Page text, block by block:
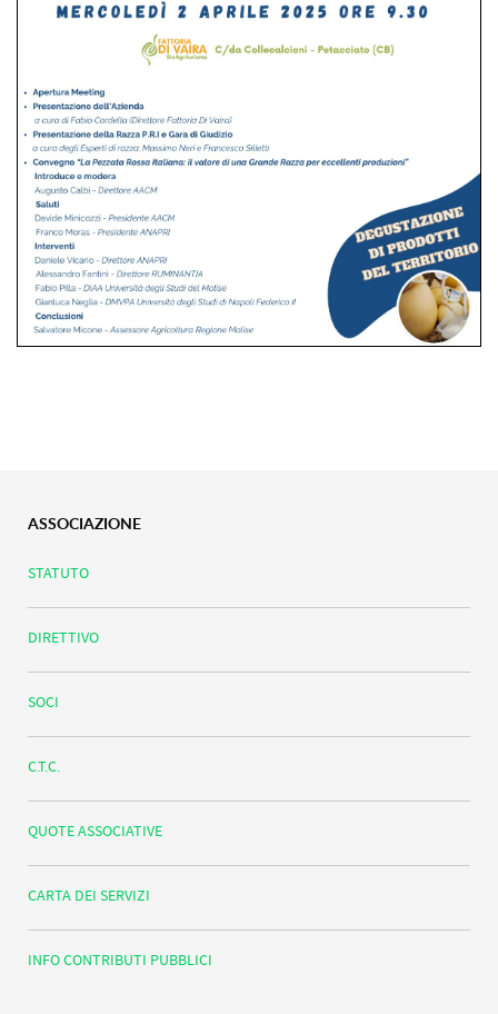
ASSOCIAZIONE
STATUTO
DIRETTIVO
SOCI
C.T.C.
QUOTE ASSOCIATIVE
CARTA DEI SERVIZI
INFO CONTRIBUTI PUBBLICI